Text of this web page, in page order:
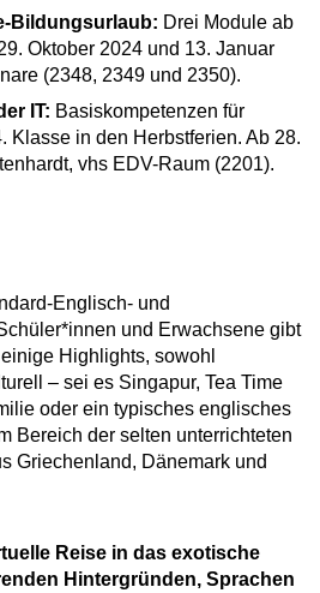
Bildungsurlaub: Drei Module ab
Oktober 2024 und 13. Januar
(2348, 2349 und 2350).
IT: Basiskompetenzen für
Klasse in den Herbstferien. Ab 28.
vhs EDV-Raum (2201).
Englisch- und
und Erwachsene gibt
Highlights, sowohl
– sei es Singapur, Tea Time
oder ein typisches englisches
Bereich der selten unterrichteten
Griechenland, Dänemark und
Reise in das exotische
Hintergründen, Sprachen